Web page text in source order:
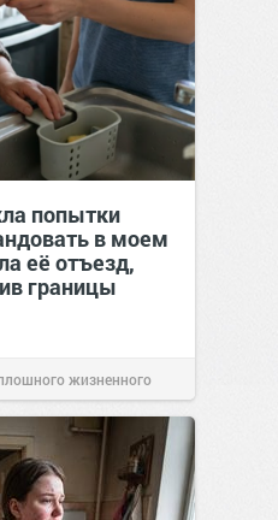
попытки
в моем
её отъезд,
границы
жизненного